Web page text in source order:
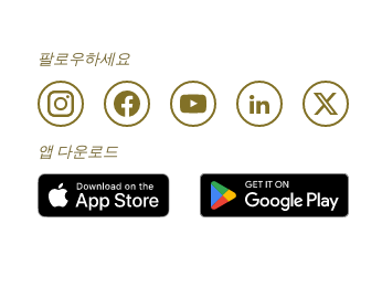
팔로우하세요
앱 다운로드